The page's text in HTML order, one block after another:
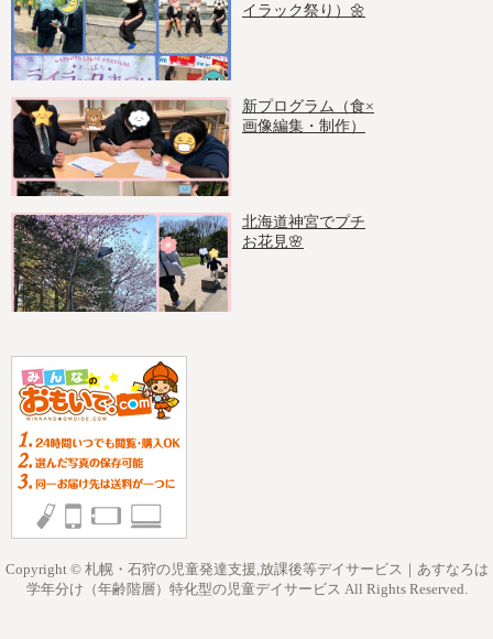
イラック祭り）🌼
新プログラム（食×
画像編集・制作）
北海道神宮でプチ
お花見🌸
Copyright © 札幌・石狩の児童発達支援,放課後等デイサービス｜あすなろは
学年分け（年齢階層）特化型の児童デイサービス All Rights Reserved.